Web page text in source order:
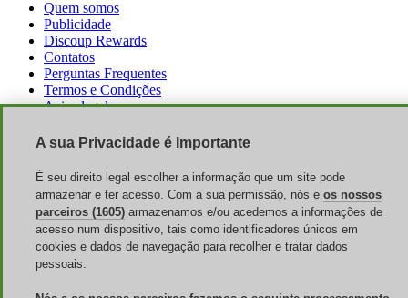
Quem somos
Publicidade
Discoup Rewards
Contatos
Perguntas Frequentes
Termos e Condições
Aviso legal
Equipe Discoup
Todas as lojas
Todas as categorias
Guia de descontos
Eventos
Liquidações
A sua Privacidade é Importante
É seu direito legal escolher a informação que um site pode
armazenar e ter acesso. Com a sua permissão, nós e os nossos
parceiros (1605) armazenamos e/ou acedemos a informações de
acesso num dispositivo, tais como identificadores únicos em
cookies e dados de navegação para recolher e tratar dados
pessoais.